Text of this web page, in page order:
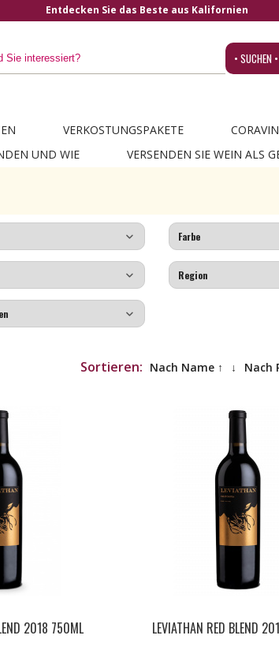
Entdecken Sie das Beste aus Kalifornien
• SUCHEN •
VERKOSTUNGSPAKETE CORAVIN
UND WIE
VERSENDEN SIE WEIN ALS
Sortieren: Nach Name ↑ ↓ Nach
2018 750ML LEVIATHAN RED BLEND